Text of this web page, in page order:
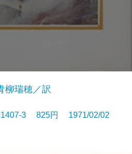
柳瑞穂／訳
3 825円 1971/02/02